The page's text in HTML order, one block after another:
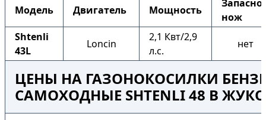
Модель Двигатель Мощность
нож
Shtenli
43L
Loncin
2,1 Квт/2,9
л.с.
нет
ЦЕНЫ НА ГАЗОНОКОСИЛКИ
САМОХОДНЫЕ SHTENLI 48 В